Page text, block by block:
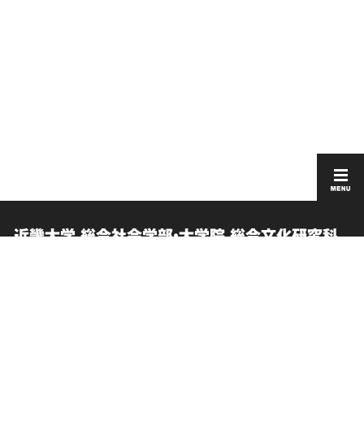
近畿大学 総合社会学部・大学院 総合文化研究科